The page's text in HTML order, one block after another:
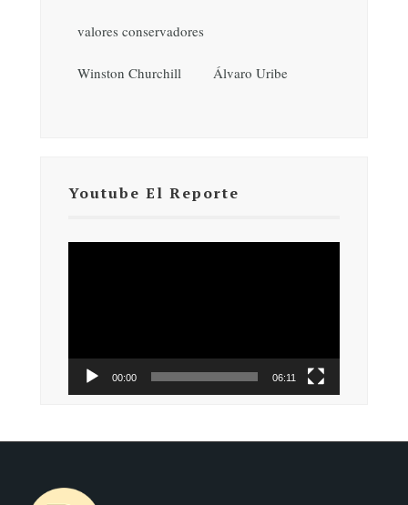
valores conservadores
Winston Churchill Álvaro Uribe
Youtube El Reporte
00:00 06:11